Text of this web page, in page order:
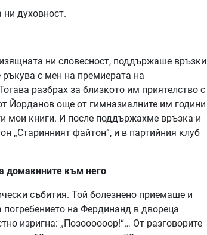
ни духовност.
ни словесност, поддържаше връзки
ръкува с мен на премиерата на
разбрах за близкото им приятелство с
Йорданов още от гимназиалните им години
мои книги. И после поддържахме връзка и
„Старинният файтон“, и в партийния клуб
домакините към него
събития. Той болезнено приемаше и
на Фердинанд в двореца
изригна: „Позоооооор!“… От разговорите